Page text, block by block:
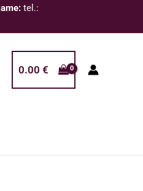
tel.:
0.00 €